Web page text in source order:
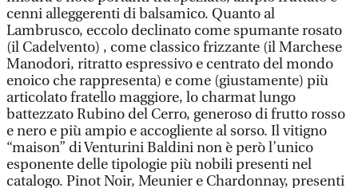
cenni alleggerenti di balsamico. Quanto al
Lambrusco, eccolo declinato come spumante rosato
(il Cadelvento) , come classico frizzante (il Marchese
Manodori, ritratto espressivo e centrato del mondo
enoico che rappresenta) e come (giustamente) più
articolato fratello maggiore, lo charmat lungo
battezzato Rubino del Cerro, generoso di frutto rosso
e nero e più ampio e accogliente al sorso. Il vitigno
“maison” di Venturini Baldini non è però l’unico
esponente delle tipologie più nobili presenti nel
catalogo. Pinot Noir, Meunier e Chardonnay, presenti